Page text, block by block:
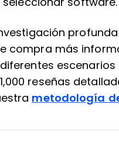
seleccionar software.
compra más
reseñas
metodología